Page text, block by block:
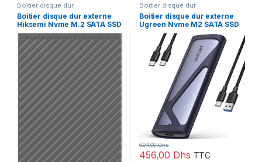
Boîtier disque dur
Boitier disque dur externe
Hiksemi Nvme M.2 SATA SSD
(HS-HUB-MD202)
Boîtier disque dur
Boitier disque dur externe
Ugreen Nvme M2 SATA SSD
(90264)
456,00 Dhs
604,00Dhs
TTC